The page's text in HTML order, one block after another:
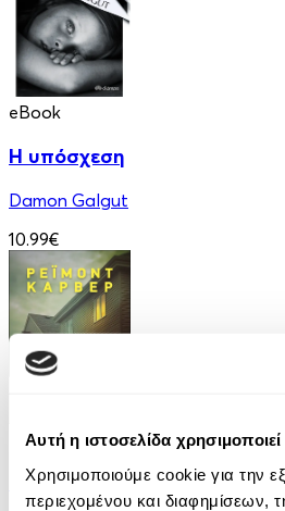
Αυτή η ιστοσελίδα
Χρησιμοποιούμε cookie για την
περιεχομένου και διαφημίσεων,
eBook
Η υπόσχεση
Damon Galgut
10.99€
eBook
Ελέφαντας